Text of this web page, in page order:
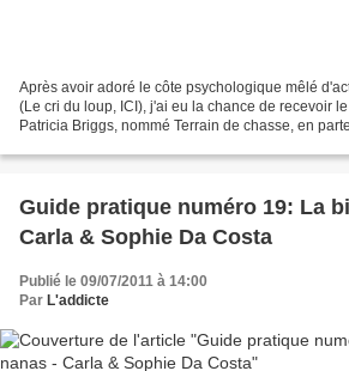
Après avoir adoré le côte psychologique mêlé
(Le cri du loup, ICI), j'ai eu la chance de recevoir
Patricia Briggs, nommé Terrain de chasse, en
Guide pratique numéro 19: La
Carla & Sophie Da Costa
Publié le 09/07/2011 à 14:00
Par L'addicte